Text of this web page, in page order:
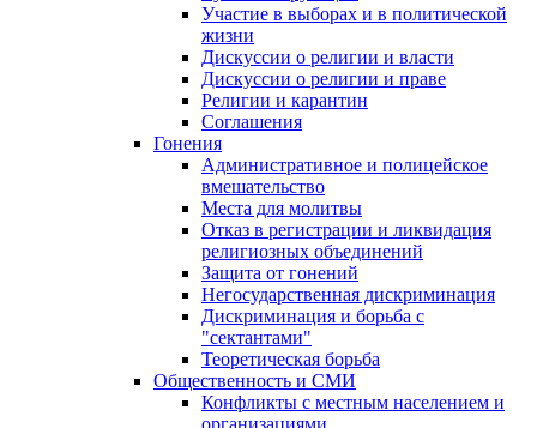
Участие в выборах и в политической
жизни
Дискуссии о религии и власти
Дискуссии о религии и праве
Религии и карантин
Соглашения
Гонения
Административное и полицейское
вмешательство
Места для молитвы
Отказ в регистрации и ликвидация
религиозных объединений
Защита от гонений
Негосударственная дискриминация
Дискриминация и борьба с
"сектантами"
Теоретическая борьба
Общественность и СМИ
Конфликты с местным населением и